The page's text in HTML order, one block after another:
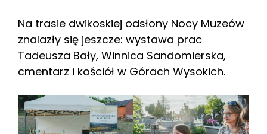
Na trasie dwikoskiej odsłony Nocy Muzeów
znalazły się jeszcze: wystawa prac
Tadeusza Bały, Winnica Sandomierska,
cmentarz i kościół w Górach Wysokich.